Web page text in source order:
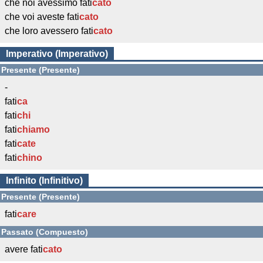
che noi avessimo faticato
che voi aveste faticato
che loro avessero faticato
Imperativo (Imperativo)
Presente (Presente)
-
fatica
fatichi
fatichiamo
faticate
fatichino
Infinito (Infinitivo)
Presente (Presente)
faticare
Passato (Compuesto)
avere faticato